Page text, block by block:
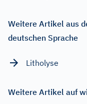
Weitere Artikel aus
deutschen Sprache
Litholyse
Weitere Artikel auf